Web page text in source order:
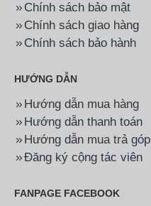
Chính sách bảo mật
Chính sách giao hàng
Chính sách bảo hành
HƯỚNG DẪN
Hướng dẫn mua hàng
Hướng dẫn thanh toán
Hướng dẫn mua trả góp
Đăng ký cộng tác viên
FANPAGE FACEBOOK